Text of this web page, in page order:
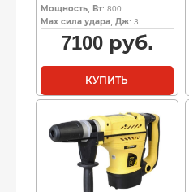
Мощность, Вт: 800
Мах сила удара, Дж: 3
7100руб.
КУПИТЬ